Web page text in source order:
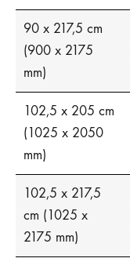
90 x 217,5 cm
(900 x 2175
mm)
102,5 x 205 cm
(1025 x 2050
mm)
102,5 x 217,5
cm (1025 x
2175 mm)